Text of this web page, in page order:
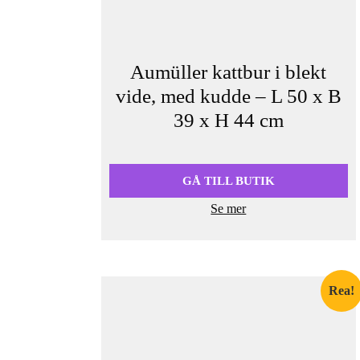
Aumüller kattbur i blekt
vide, med kudde – L 50 x B
39 x H 44 cm
ursprungliga
priset
759,90 kr.
nuvarande
priset
584,00 kr.
GÅ TILL BUTIK
Se mer
Rea!